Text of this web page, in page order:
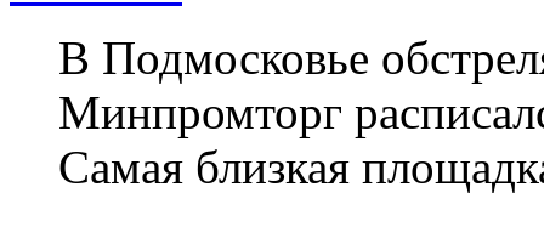
В Подмосковье
Минпромторг
Самая близкая